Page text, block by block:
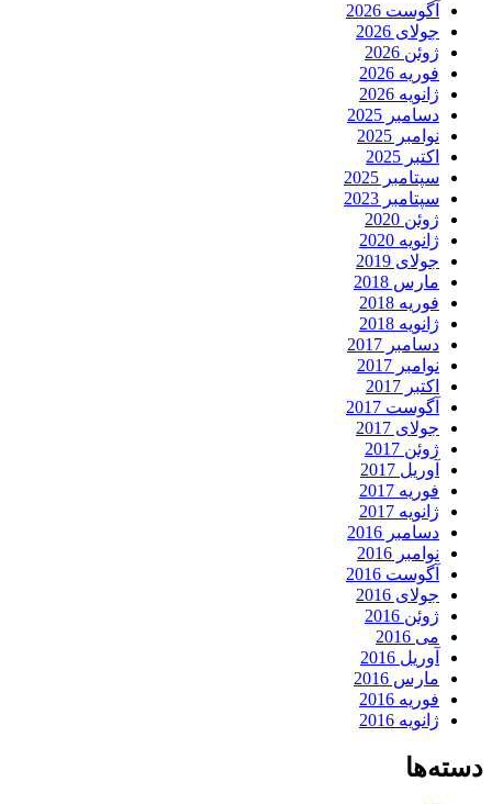
آگوست 2026
جولای 2026
ژوئن 2026
فوریه 2026
ژانویه 2026
دسامبر 2025
نوامبر 2025
اکتبر 2025
سپتامبر 2025
سپتامبر 2023
ژوئن 2020
ژانویه 2020
جولای 2019
مارس 2018
فوریه 2018
ژانویه 2018
دسامبر 2017
نوامبر 2017
اکتبر 2017
آگوست 2017
جولای 2017
ژوئن 2017
آوریل 2017
فوریه 2017
ژانویه 2017
دسامبر 2016
نوامبر 2016
آگوست 2016
جولای 2016
ژوئن 2016
می 2016
آوریل 2016
مارس 2016
فوریه 2016
ژانویه 2016
دسته‌ها